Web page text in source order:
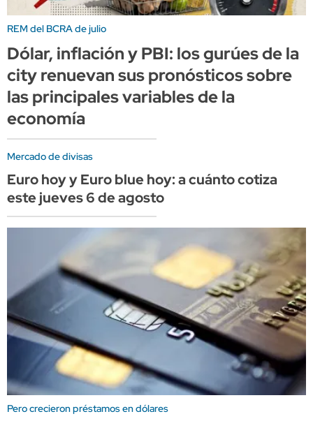
REM del BCRA de julio
Dólar, inflación y PBI: los gurúes de la
city renuevan sus pronósticos sobre
las principales variables de la
economía
Mercado de divisas
Euro hoy y Euro blue hoy: a cuánto cotiza
este jueves 6 de agosto
Pero crecieron préstamos en dólares